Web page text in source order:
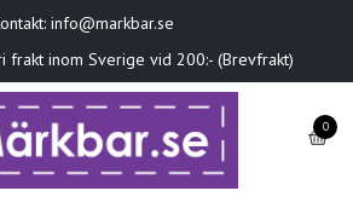
info@markbar.se
frakt inom Sverige vid 200:- (Brevfrakt)
0